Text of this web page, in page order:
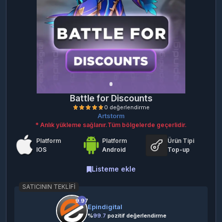
Battle for Discounts
Artstorm
* Anlık yükleme sağlanır.Tüm bölgelerde geçerlidir.
Platform
IOS
Platform
Android
Ürün Tipi
Top-up
Listeme ekle
SATICININ TEKLIFI
9.97
Epindigital
%99.7 pozitif değerlendirme